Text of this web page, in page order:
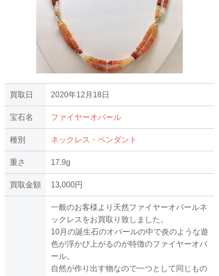
買取日 2020年12月18日
宝石名 ファイヤーオパール
種別 ネックレス・ペンダント
重さ 17.9g
買取金額 13,000円
一般のお客様より天然ファイヤーオパールネ
ックレスをお買取り致しました。
10月の誕生石のオパールの中で炎のような遊
色が浮かび上がるのが特徴のファイヤーオパ
ール。
自然が作り出す物なので一つとして同じもの